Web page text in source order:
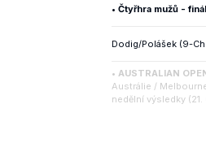
• AUSTRALIAN
Austrálie /
nedělní výsledky (21.
• Čtyřhra mužů -
Dodig/Polášek (9-